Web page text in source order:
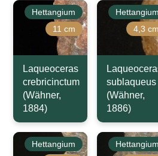
Hettangium
11 cm
Laqueoceras
crebricinctum
(Wähner,
1884)
Hettangium
4,3 cm
sublaqueus
(Wähner,
1886)
Hettangium
Hettangium